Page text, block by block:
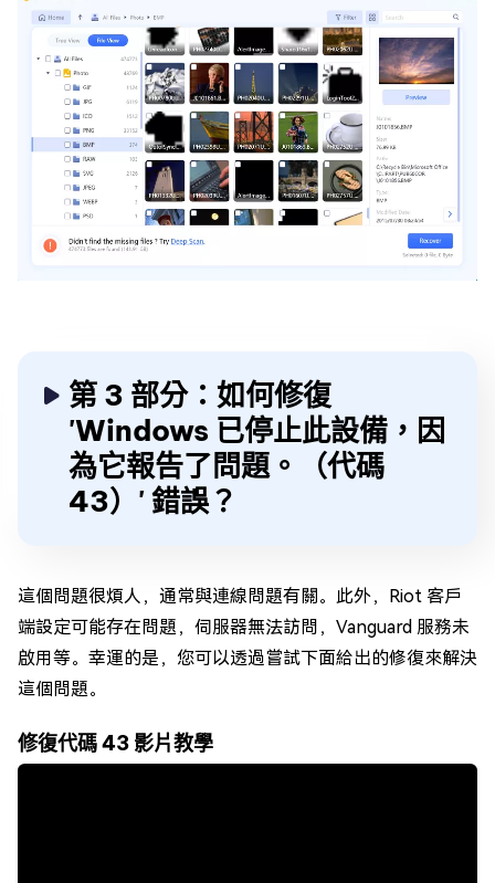
第 3 部分：如何修復
'Windows 已停止此設備，因
為它報告了問題。（代碼
43）' 錯誤？
這個問題很煩人，通常與連線問題有關。此外，Riot 客戶
端設定可能存在問題，伺服器無法訪問，Vanguard 服務未
啟用等。幸運的是，您可以透過嘗試下面給出的修復來解決
這個問題。
修復代碼 43 影片教學